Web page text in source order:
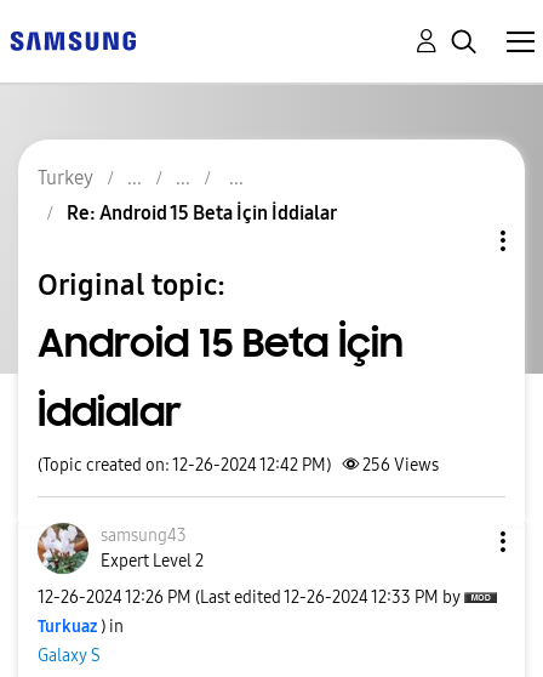
Turkey
Re: Android 15 Beta İçin İddialar
Original topic:
Android 15 Beta İçin
İddialar
(Topic created on: 12-26-2024 12:42 PM) 256 Views
samsung43
Expert Level 2
‎12-26-202412:26 PM (Last edited ‎12-26-202412:33 PM by
Turkuaz ) in
Galaxy S